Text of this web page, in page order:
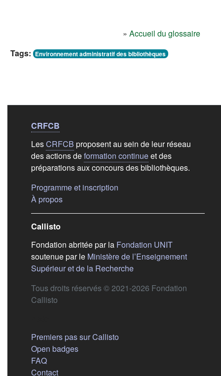
» Accueil du glossaire
Tags: Environnement administratif des bibliothèques
Liens de bas de
CRFCB
LesCRFCB proposent au sein de leur réseau
des actions deformation continueet des
préparations aux concours des bibliothèques.
Programme et inscription
À propos(s'ouvre dans un nouvel onglet)
Callisto
Fondation abritée par la Fondation UNIT(s'ouvre
soutenue par le Ministère de l’Enseignement
Supérieur et de la Recherche(s'ouvre dans un nouvel
Tous droits réservés © 2021-2026 Fondation
Callisto
Premiers pas sur Callisto
Open badges
FAQ
Contact